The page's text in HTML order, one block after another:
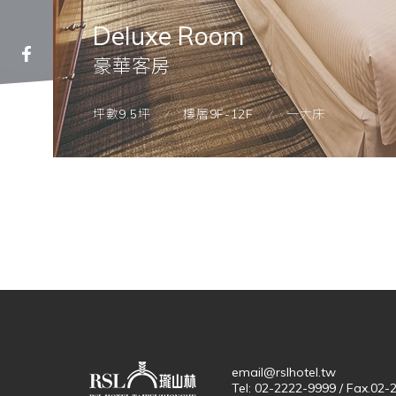
DeluxeRoom
豪華客房
坪數9.5坪 樓層9F-12F 一大床
email@rslhotel.tw
Tel: 02-2222-9999 / Fax.02-